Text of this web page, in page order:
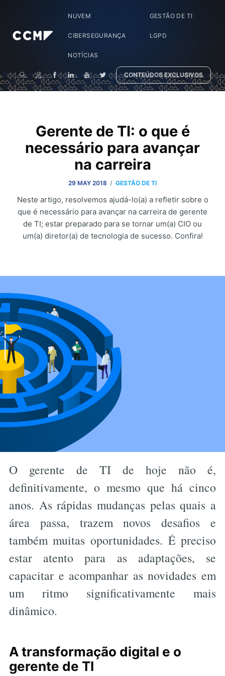
NUVEM GESTÃO DE TI
CIBERSEGURANÇA LGPD
NOTÍCIAS
CONTEÚDOS EXCLUSIVOS
Gerente de TI: o que é
necessário para avançar
na carreira
29 MAY 2018 / GESTÃO DE TI
Neste artigo, resolvemos ajudá-lo(a) a refletir sobre o
que é necessário para avançar na carreira de gerente
de TI; estar preparado para se tornar um(a) CIO ou
um(a) diretor(a) de tecnologia de sucesso. Confira!
O gerente de TI de hoje não é,
definitivamente, o mesmo que há cinco
anos. As rápidas mudanças pelas quais a
área passa, trazem novos desafios e
também muitas oportunidades. É preciso
estar atento para as adaptações, se
capacitar e acompanhar as novidades em
um ritmo significativamente mais
dinâmico.
A transformação digital e o
gerente de TI